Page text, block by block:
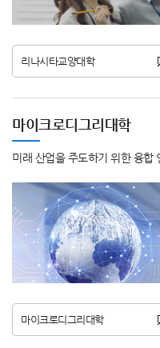
리나시타교양대학
마이크로디그리대학
미래 산업을 주도하기 위한 융합
마이크로디그리대학